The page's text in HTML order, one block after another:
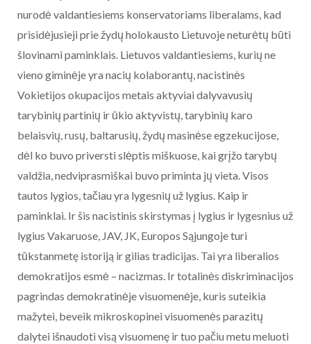
nurodė valdantiesiems konservatoriams liberalams, kad
prisidėjusieji prie žydų holokausto Lietuvoje neturėtų būti
šlovinami paminklais. Lietuvos valdantiesiems, kurių ne
vieno giminėje yra nacių kolaborantų, nacistinės
Vokietijos okupacijos metais aktyviai dalyvavusių
tarybinių partinių ir ūkio aktyvistų, tarybinių karo
belaisvių, rusų, baltarusių, žydų masinėse egzekucijose,
dėl ko buvo priversti slėptis miškuose, kai grįžo tarybų
valdžia, nedviprasmiškai buvo priminta jų vieta. Visos
tautos lygios, tačiau yra lygesnių už lygius. Kaip ir
paminklai. Ir šis nacistinis skirstymas į lygius ir lygesnius už
lygius Vakaruose, JAV, JK, Europos Sąjungoje turi
tūkstanmetę istoriją ir gilias tradicijas. Tai yra liberalios
demokratijos esmė – nacizmas. Ir totalinės diskriminacijos
pagrindas demokratinėje visuomenėje, kuris suteikia
mažytei, beveik mikroskopinei visuomenės parazitų
dalytei išnaudoti visą visuomenę ir tuo pačiu metu meluoti